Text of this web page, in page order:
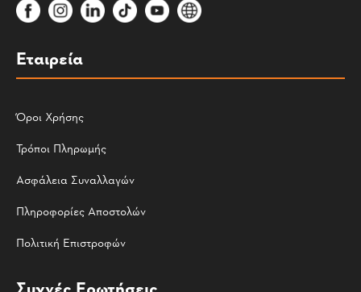
Εταιρεία
Όροι Χρήσης
Τρόποι Πληρωμής
Ασφάλεια Συναλλαγών
Πληροφορίες Αποστολών
Πολιτική Επιστροφών